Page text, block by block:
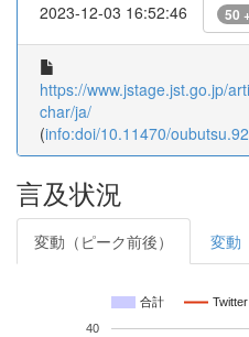
2023-12-03 16:52:46 50
https://www.jstage.jst.go.jp/
char/ja/
(info:doi/10.11470/
言及状況
変動（ピーク前後） 変動
合計
40